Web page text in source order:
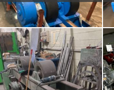
MOTORIZZATO